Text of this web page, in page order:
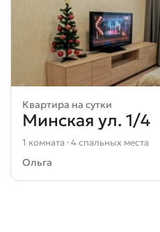
Квартира на сутки
Минская ул. 1/4
1 комната · 4 спальных места
Ольга